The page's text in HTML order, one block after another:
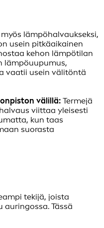
lämpöhalvaukseksi,
usein pitkäaikainen
kehon lämpötilan
lämpöuupumus,
vaatii usein välitöntä
välillä: Termejä
viittaa yleisesti
kun taas
suorasta
tekijä, joista
Tässä